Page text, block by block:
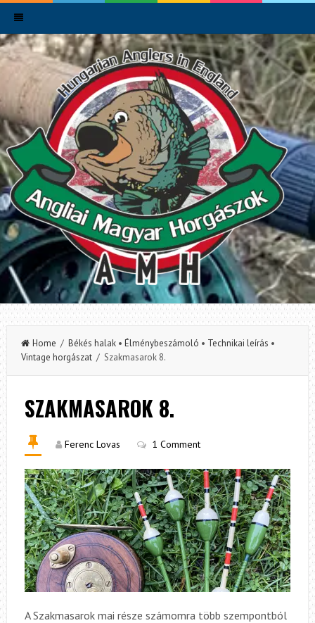
Home / Békés halak• Élménybeszámoló • Technikai leírás •
Vintage horgászat/ Szakmasarok 8.
SZAKMASAROK 8.
Ferenc Lovas 1 Comment
A Szakmasarok mai része számomra több szempontból